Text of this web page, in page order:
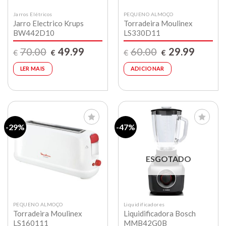
Jarros Elétricos
Jarro Electrico Krups
BW442D10
€ 70.00
O
preço
original
era:
€70.00.
€ 49.99O
LER MAIS
PEQUENO ALMOÇO
Torradeira Moulinex
LS330D11
€ 60.00
O
preço
original
era:
€60.00.
€ 29.99O
ADICIONAR
-29%
Lista de
compras
PEQUENO ALMOÇO
Torradeira Moulinex
LS160111
-47%
compras
ESGOTADO
Liquidificadores
Liquidificadora Bosch
MMB42G0B